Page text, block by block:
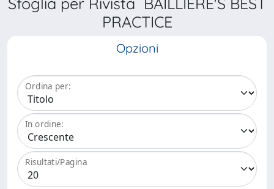
PRACTICE
Opzioni
Ordina per:
In ordine:
Risultati/Pagina